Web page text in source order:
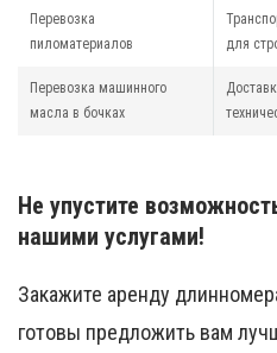
Перевозка
пиломатериалов
для
Перевозка машинного
масла в бочках
Не упустите
нашими услугами!
Закажите аренду
готовы предложить вам